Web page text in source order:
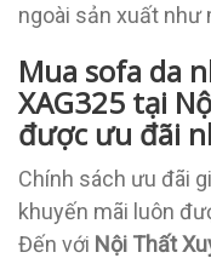
ngoài sản xuất như
Mua sofa da
XAG325 tại
được ưu đãi
Chính sách ưu đãi
khuyến mãi luôn
Đến với Nội Thất